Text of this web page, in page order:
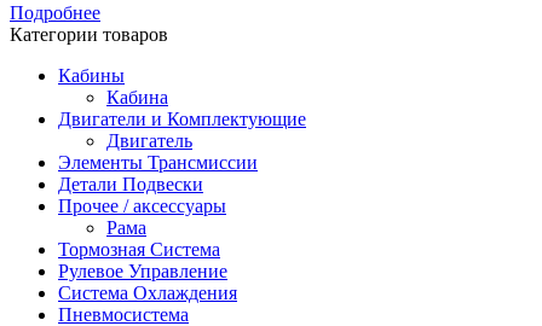
Подробнее
Категории товаров
Кабины
Кабина
Двигатели и Комплектующие
Двигатель
Элементы Трансмиссии
Детали Подвески
Прочее / аксессуары
Рама
Тормозная Система
Рулевое Управление
Система Охлаждения
Пневмосистема